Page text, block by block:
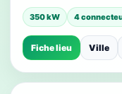
350 kW 4
Fiche lieu Ville